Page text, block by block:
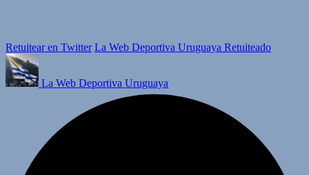
Retuitear en Twitter La Web Deportiva Uruguaya Retuiteado
La Web Deportiva Uruguaya